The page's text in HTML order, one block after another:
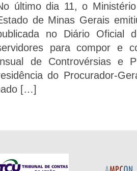
último dia 11, o
de Minas Gerais
no Diário Oficial
para compor e
de Controvérsias e
do Procurador-
[…]